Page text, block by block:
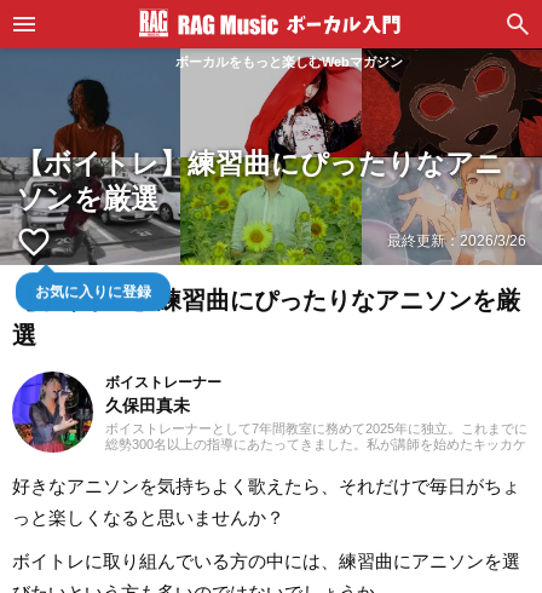
ボーカルをもっと楽しむWebマガジン
【ボイトレ】練習曲にぴったりなアニ
ソンを厳選
favorite_border
お気に入りに登録
最終更新： 2026/3/26
【ボイトレ】練習曲にぴったりなアニソンを厳
選
ボイストレーナー
久保田真未
ボイストレーナーとして7年間教室に務めて2025年に独立。これまでに
総勢300名以上の指導にあたってきました。私が講師を始めたキッカケ
クター」という求人を発見し、「なんだこれは！」と思って勢いで応
募したんです。こうして私は知識0の状態で講師になったので、誰より
も研修を受け、自分でもたくさん勉強しました。自分が学んだことを
実際に生徒さんに教えていくと生徒さんの反応がかなり良く、その時
緒に成長できている瞬間がたまらなく好きです。音楽活動としては、
高校から今でも吹奏楽でベースを弾いています。ベースボーカルでバ
ンドをしていたり、ボーカルのみで声をかけていただいたりと、ライ
好きなアニソンを気持ちよく歌えたら、それだけで毎日がちょ
っと楽しくなると思いませんか？
ボイトレに取り組んでいる方の中には、練習曲にアニソンを選